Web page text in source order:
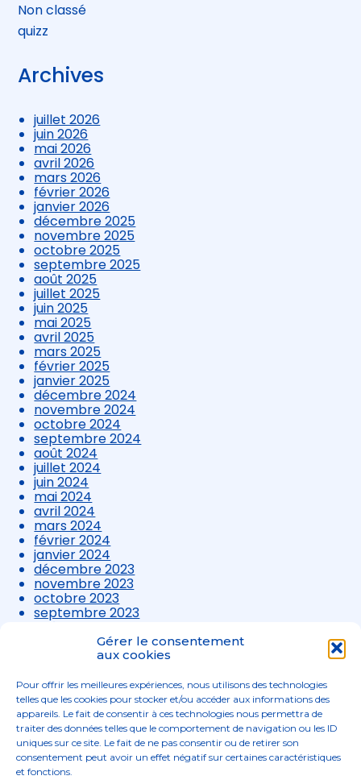
Gérer le consentement
aux cookies
Pour offrir les meilleures expériences, nous utilisons des technologies
telles que les cookies pour stocker et/ou accéder aux informations des
appareils. Le fait de consentir à ces technologies nous permettra de
traiter des données telles que le comportement de navigation ou les ID
uniques sur ce site. Le fait de ne pas consentir ou de retirer son
consentement peut avoir un effet négatif sur certaines caractéristiques
et fonctions.
Non classé
quizz
Archives
juillet 2026
juin 2026
mai 2026
avril 2026
mars 2026
février 2026
janvier 2026
décembre 2025
novembre 2025
octobre 2025
septembre 2025
août 2025
juillet 2025
juin 2025
mai 2025
avril 2025
mars 2025
février 2025
janvier 2025
décembre 2024
novembre 2024
octobre 2024
septembre 2024
août 2024
juillet 2024
juin 2024
mai 2024
avril 2024
mars 2024
février 2024
janvier 2024
décembre 2023
novembre 2023
octobre 2023
septembre 2023
août 2023
juillet 2023
avril 2023
mars 2023